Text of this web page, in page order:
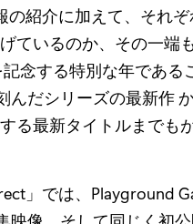
の紹介に加えて、それ
ているのか、その一端
念する特別な年である
んだシリーズの最新作
る最新タイトルまでも
」では、Playground